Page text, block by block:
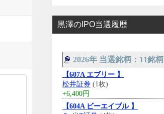
黒澤のIPO当選履歴
2026年 当選銘柄：11銘柄
【607A エブリー 】
松井証券 (1枚)
+6,400円
【604A ビーエイブル 】